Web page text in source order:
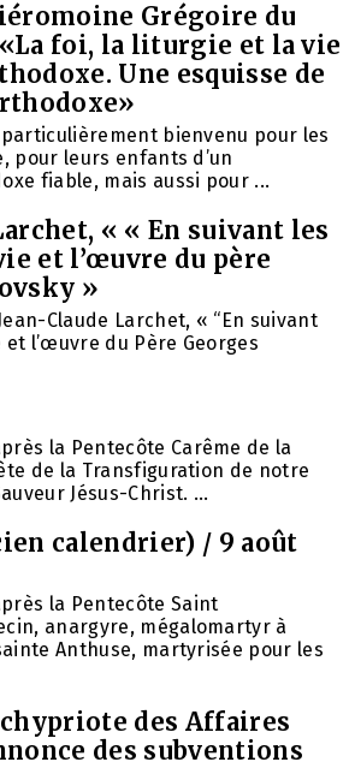
Grégoire du
foi, la liturgie et la vie
Une esquisse de
bienvenu pour les
pour leurs enfants d’un
fiable, mais aussi pour ...
« « En suivant les
et l’œuvre du père
»
Claude Larchet, « “En suivant
et l’œuvre du Père Georges
la Pentecôte Carême de la
de la Transfiguration de notre
Jésus-Christ. ...
calendrier) / 9 août
la Pentecôte Saint
anargyre, mégalomartyr à
Anthuse, martyrisée pour les
des Affaires
des subventions